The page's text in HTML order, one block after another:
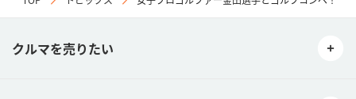
クルマを売りたい